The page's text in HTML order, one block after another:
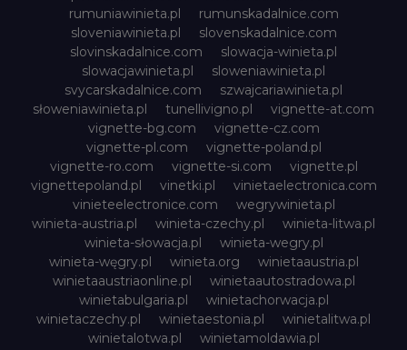
rumuniawinieta.pl
rumunskadalnice.com
sloveniawinieta.pl
slovenskadalnice.com
slovinskadalnice.com
slowacja-winieta.pl
slowacjawinieta.pl
sloweniawinieta.pl
svycarskadalnice.com
szwajcariawinieta.pl
słoweniawinieta.pl
tunellivigno.pl
vignette-at.com
vignette-bg.com
vignette-cz.com
vignette-pl.com
vignette-poland.pl
vignette-ro.com
vignette-si.com
vignette.pl
vignettepoland.pl
vinetki.pl
vinietaelectronica.com
vinieteelectronice.com
wegrywinieta.pl
winieta-austria.pl
winieta-czechy.pl
winieta-litwa.pl
winieta-słowacja.pl
winieta-wegry.pl
winieta-węgry.pl
winieta.org
winietaaustria.pl
winietaaustriaonline.pl
winietaautostradowa.pl
winietabulgaria.pl
winietachorwacja.pl
winietaczechy.pl
winietaestonia.pl
winietalitwa.pl
winietalotwa.pl
winietamoldawia.pl